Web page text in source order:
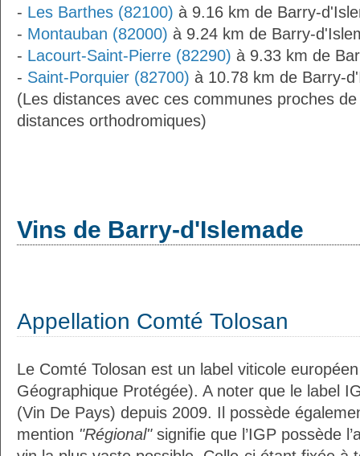
- Les Barthes (82100) à 9.16 km de Barry-
- Montauban (82000) à 9.24 km de Barry-
- Lacourt-Saint-Pierre (82290) à 9.33 km de
- Saint-Porquier (82700) à 10.78 km de Barry-
(Les distances avec ces communes proches
distances orthodromiques)
Vins de Barry-d'Islemade
Appellation Comté Tolosan
Le Comté Tolosan est un label viticole
Géographique Protégée). A noter que le label
(Vin De Pays) depuis 2009. Il possède
mention "Régional"signifie que l’IGP possède